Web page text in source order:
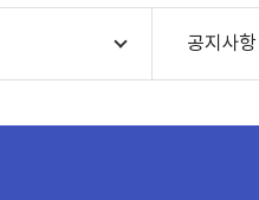
공지사항